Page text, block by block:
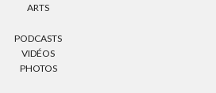
ARTS
PODCASTS
VIDÉOS
PHOTOS